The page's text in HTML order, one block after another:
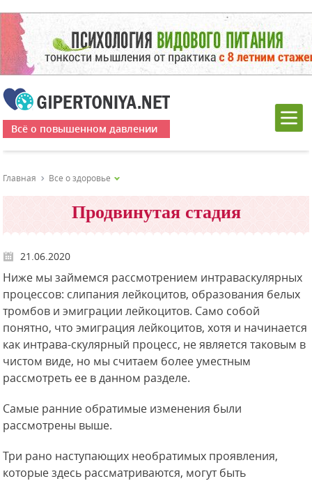
Всё о повышенном давлении
Главная Все о здоровье
Продвинутая стадия
21.06.2020
Ниже мы займемся рассмотрением интраваскулярных
процессов: слипания лейкоцитов, образования белых
тромбов и эмиграции лейкоцитов. Само собой
понятно, что эмиграция лейкоцитов, хотя и начинается
как интрава-скулярный процесс, не является таковым в
чистом виде, но мы считаем более уместным
рассмотреть ее в данном разделе.
Самые ранние обратимые изменения были
рассмотрены выше.
Три рано наступающих необратимых проявления,
которые здесь рассматриваются, могут быть